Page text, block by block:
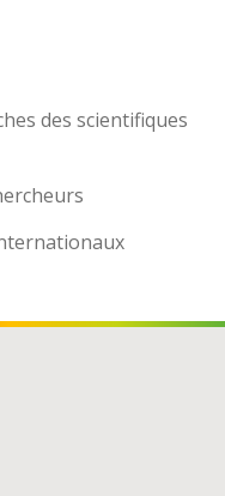
des scientifiques